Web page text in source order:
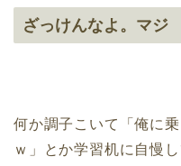
ざっけんなよ。マジ
何か調子こいて「俺に
ｗ」
とか学習机に自慢